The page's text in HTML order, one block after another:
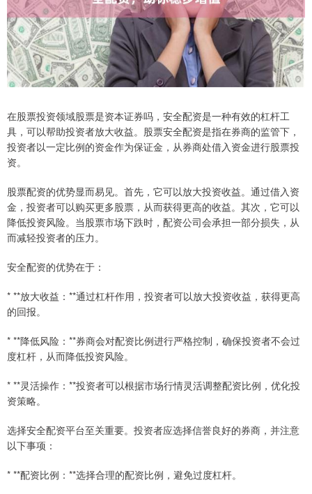
在股票投资领域股票是资本证券吗，安全配资是一种有效的杠杆工
具，可以帮助投资者放大收益。股票安全配资是指在券商的监管下，
投资者以一定比例的资金作为保证金，从券商处借入资金进行股票投
资。
股票配资的优势显而易见。首先，它可以放大投资收益。通过借入资
金，投资者可以购买更多股票，从而获得更高的收益。其次，它可以
降低投资风险。当股票市场下跌时，配资公司会承担一部分损失，从
而减轻投资者的压力。
安全配资的优势在于：
* **放大收益：**通过杠杆作用，投资者可以放大投资收益，获得更高
的回报。
* **降低风险：**券商会对配资比例进行严格控制，确保投资者不会过
度杠杆，从而降低投资风险。
* **灵活操作：**投资者可以根据市场行情灵活调整配资比例，优化投
资策略。
选择安全配资平台至关重要。投资者应选择信誉良好的券商，并注意
以下事项：
* **配资比例：**选择合理的配资比例，避免过度杠杆。